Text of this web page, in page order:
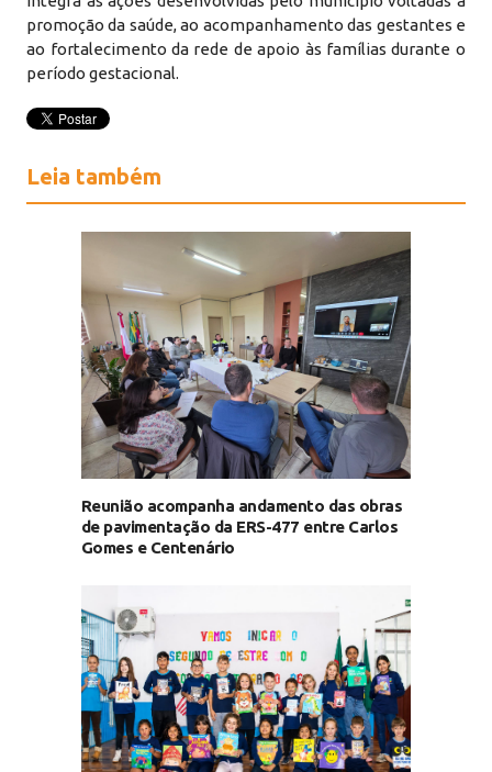
promoção da saúde, ao acompanhamento das gestantes e
ao fortalecimento da rede de apoio às famílias durante o
período gestacional.
Leia também
Reunião acompanha andamento das obras
de pavimentação da ERS-477 entre Carlos
Gomes e Centenário